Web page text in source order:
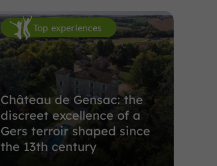
Top experiences
Château de Gensac: the
discreet excellence of a
Gers terroir shaped since
the 13th century